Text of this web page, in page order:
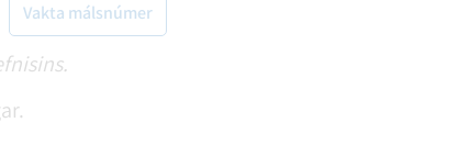
Vakta málsnúmer